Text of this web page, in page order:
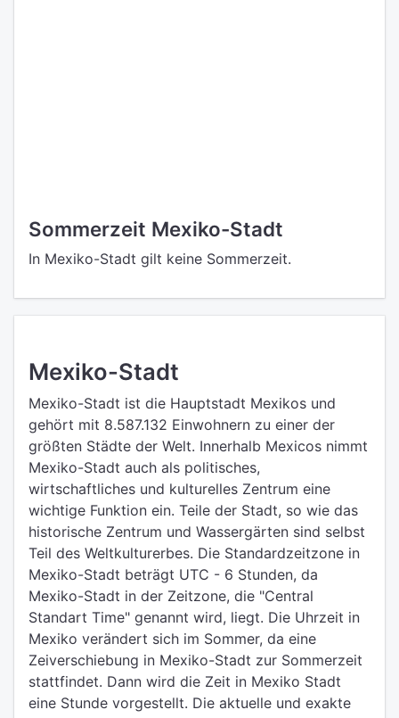
Sommerzeit Mexiko-Stadt
In Mexiko-Stadt gilt keine Sommerzeit.
Mexiko-Stadt
Mexiko-Stadt ist die Hauptstadt Mexikos und
gehört mit 8.587.132 Einwohnern zu einer der
größten Städte der Welt. Innerhalb Mexicos nimmt
Mexiko-Stadt auch als politisches,
wirtschaftliches und kulturelles Zentrum eine
wichtige Funktion ein. Teile der Stadt, so wie das
historische Zentrum und Wassergärten sind selbst
Teil des Weltkulturerbes. Die Standardzeitzone in
Mexiko-Stadt beträgt UTC - 6 Stunden, da
Mexiko-Stadt in der Zeitzone, die "Central
Standart Time" genannt wird, liegt. Die Uhrzeit in
Mexiko verändert sich im Sommer, da eine
Zeiverschiebung in Mexiko-Stadt zur Sommerzeit
stattfindet. Dann wird die Zeit in Mexiko Stadt
eine Stunde vorgestellt. Die aktuelle und exakte